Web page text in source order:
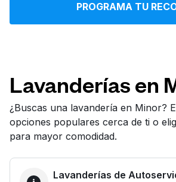
Iniciar sesión
Síguenos en
PROGRAMA TU
Lavanderías en
¿Buscas una lavandería en Minor?
opciones populares cerca de ti o
para mayor comodidad.
Lavanderías de